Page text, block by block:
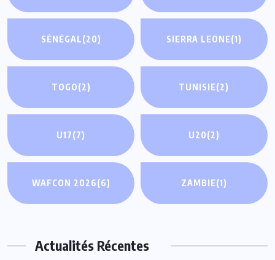
SÉNÉGAL(20) SIERRA LEONE(1)
TOGO(2) TUNISIE(2)
U17(7) U20(2)
WAFCON 2026(6) ZAMBIE(1)
Actualités Récentes